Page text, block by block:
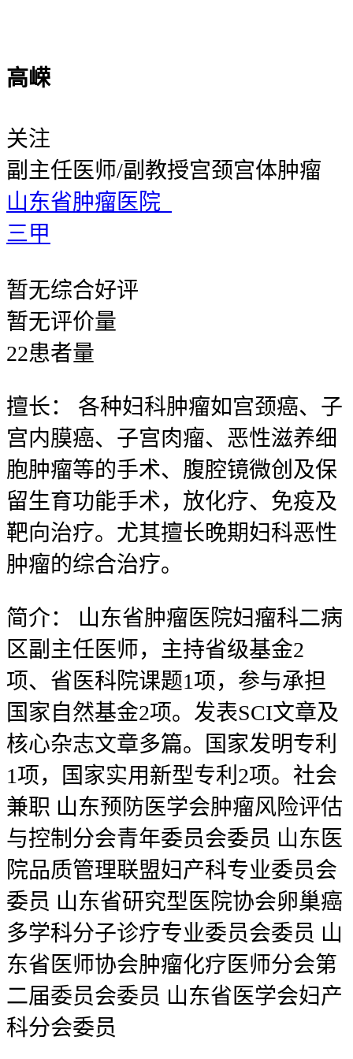
高嵘
关注
副主任医师/副教授宫颈宫体肿瘤
山东省肿瘤医院
三甲
暂无综合好评
暂无评价量
22患者量
擅长：
各种妇科肿瘤如宫颈癌、子
宫内膜癌、子宫肉瘤、恶性滋养细
胞肿瘤等的手术、腹腔镜微创及保
留生育功能手术，放化疗、免疫及
靶向治疗。尤其擅长晚期妇科恶性
肿瘤的综合治疗。
简介：
山东省肿瘤医院妇瘤科二病
区副主任医师，主持省级基金2
项、省医科院课题1项，参与承担
国家自然基金2项。发表SCI文章及
核心杂志文章多篇。国家发明专利
1项，国家实用新型专利2项。社会
兼职 山东预防医学会肿瘤风险评估
与控制分会青年委员会委员 山东医
院品质管理联盟妇产科专业委员会
委员 山东省研究型医院协会卵巢癌
多学科分子诊疗专业委员会委员 山
东省医师协会肿瘤化疗医师分会第
二届委员会委员 山东省医学会妇产
科分会委员